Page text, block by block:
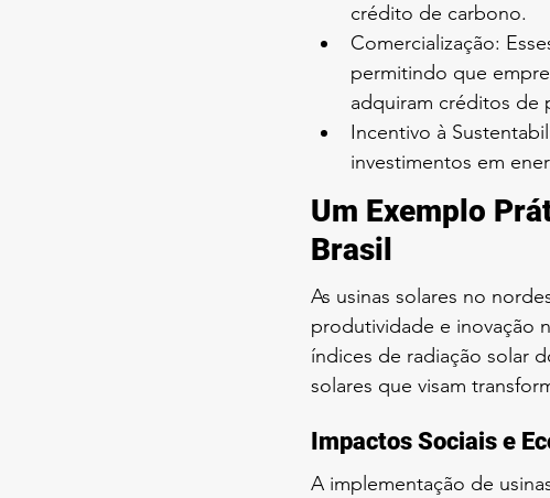
crédito de carbono.
Comercialização:
permitindo que
adquiram créditos de
Incentivo à
investimentos em
Um Exemplo
Brasil
As usinas solares no
produtividade e inovação
índices de radiação solar
solares que visam
Impactos Sociais e
A implementação de